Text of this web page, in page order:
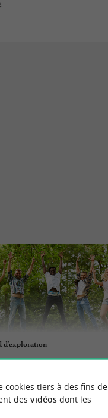
d'exploration
d'Oléron
cookies tiers à des fins de
des vidéosdont les